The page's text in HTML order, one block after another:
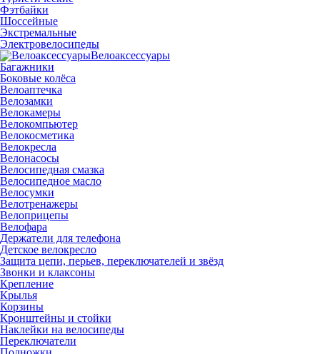
Фэтбайки
Шоссейные
Экстремальные
Электровелосипеды
Велоаксессуары
Багажники
Боковые колёса
Велоаптечка
Велозамки
Велокамеры
Велокомпьютер
Велокосметика
Велокресла
Велонасосы
Велосипедная смазка
Велосипедное масло
Велосумки
Велотренажеры
Велоприцепы
Велофара
Держатели для телефона
Детское велокресло
Защита цепи, перьев, переключателей и звёзд
Звонки и клаксоны
Крепление
Крылья
Корзины
Кронштейны и стойки
Наклейки на велосипеды
Переключатели